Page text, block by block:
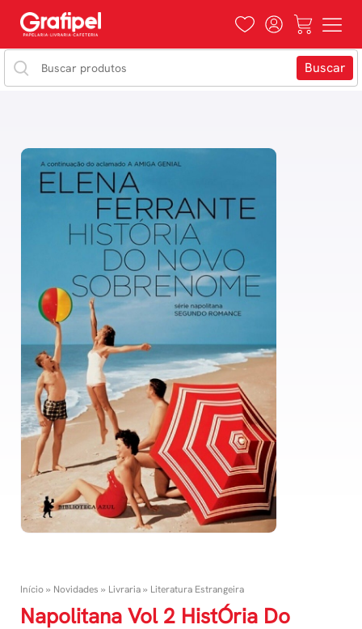
Início» Novidades » Livraria» Literatura Estrangeira
Napolitana Vol 2 HistÓria Do